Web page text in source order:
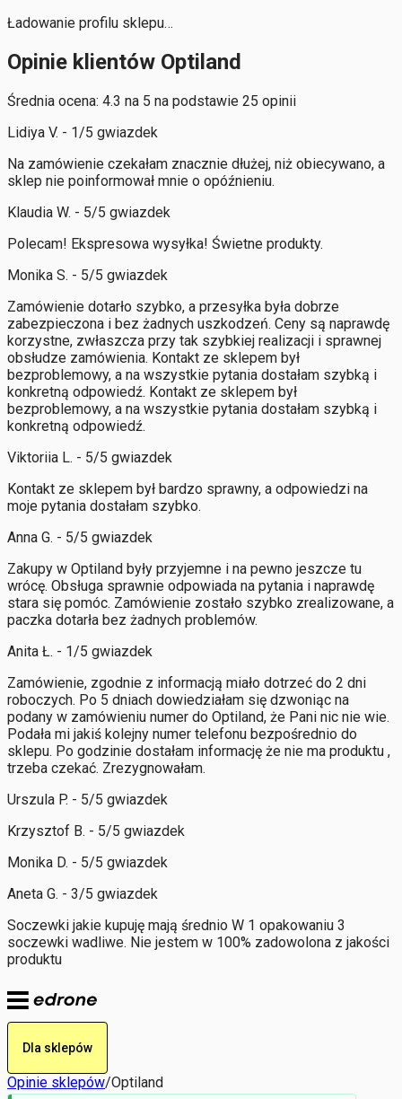
Ładowanie profilu sklepu…
Opinie klientów Optiland
Średnia ocena: 4.3 na 5 na podstawie 25 opinii
Lidiya V. - 1/5 gwiazdek
Na zamówienie czekałam znacznie dłużej, niż obiecywano, a
sklep nie poinformował mnie o opóźnieniu.
Klaudia W. - 5/5 gwiazdek
Polecam! Ekspresowa wysyłka! Świetne produkty.
Monika S. - 5/5 gwiazdek
Zamówienie dotarło szybko, a przesyłka była dobrze
zabezpieczona i bez żadnych uszkodzeń. Ceny są naprawdę
korzystne, zwłaszcza przy tak szybkiej realizacji i sprawnej
obsłudze zamówienia. Kontakt ze sklepem był
bezproblemowy, a na wszystkie pytania dostałam szybką i
konkretną odpowiedź. Kontakt ze sklepem był
bezproblemowy, a na wszystkie pytania dostałam szybką i
konkretną odpowiedź.
Viktoriia L. - 5/5 gwiazdek
Kontakt ze sklepem był bardzo sprawny, a odpowiedzi na
moje pytania dostałam szybko.
Anna G. - 5/5 gwiazdek
Zakupy w Optiland były przyjemne i na pewno jeszcze tu
wrócę. Obsługa sprawnie odpowiada na pytania i naprawdę
stara się pomóc. Zamówienie zostało szybko zrealizowane, a
paczka dotarła bez żadnych problemów.
Anita Ł. - 1/5 gwiazdek
Zamówienie, zgodnie z informacją miało dotrzeć do 2 dni
roboczych. Po 5 dniach dowiedziałam się dzwoniąc na
podany w zamówieniu numer do Optiland, że Pani nic nie wie.
Podała mi jakiś kolejny numer telefonu bezpośrednio do
sklepu. Po godzinie dostałam informację że nie ma produktu ,
trzeba czekać. Zrezygnowałam.
Urszula P. - 5/5 gwiazdek
Krzysztof B. - 5/5 gwiazdek
Monika D. - 5/5 gwiazdek
Aneta G. - 3/5 gwiazdek
Soczewki jakie kupuję mają średnio W 1 opakowaniu 3
soczewki wadliwe. Nie jestem w 100% zadowolona z jakości
produktu
Dla sklepów
Opinie sklepów/Optiland